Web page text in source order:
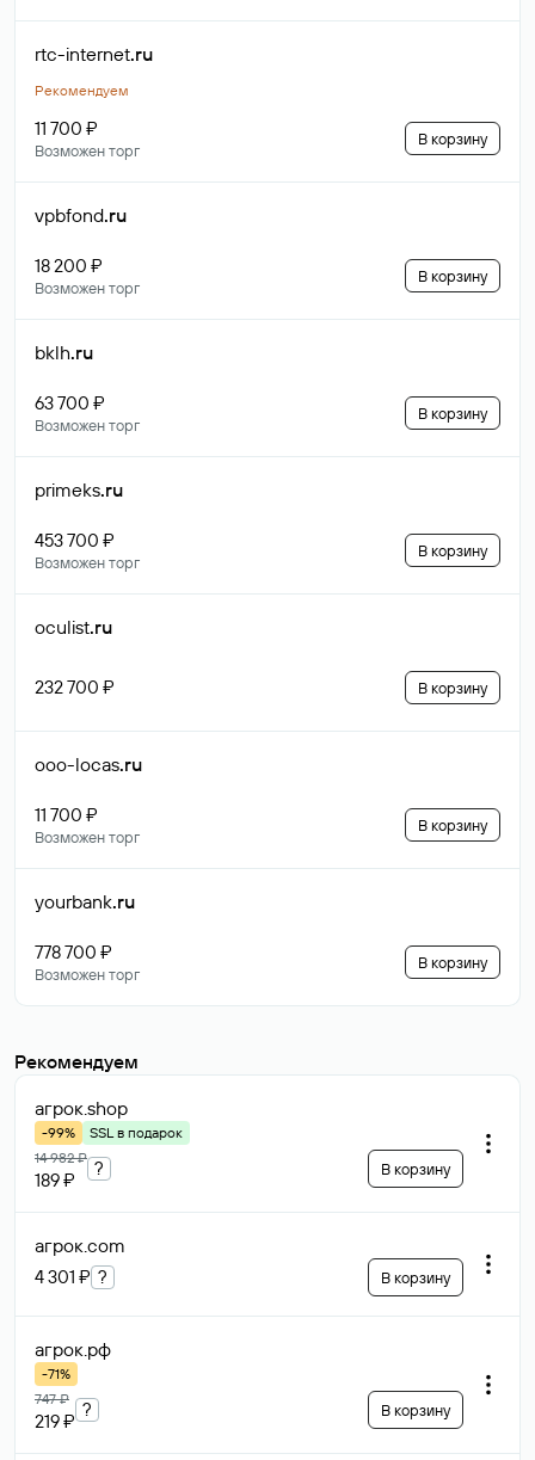
rtc-internet.ru
Рекомендуем
11 700 ₽
Возможен торг
В корзину
vpbfond.ru
18 200 ₽
Возможен торг
В корзину
bklh.ru
63 700 ₽
Возможен торг
В корзину
primeks.ru
453 700 ₽
Возможен торг
В корзину
oculist.ru
232 700 ₽ В корзину
ooo-locas.ru
11 700 ₽
Возможен торг
В корзину
yourbank.ru
778 700 ₽
Возможен торг
В корзину
Рекомендуем
агрок.shop
-99%
SSL в подарок
14 982 ₽
189 ₽
? В корзину
агрок.com
4 301 ₽ ? В корзину
агрок.рф
-71%
747 ₽
219 ₽
? В корзину